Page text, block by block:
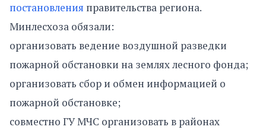
постановления правительства региона.
Минлесхоза обязали:
организовать ведение воздушной разведки
пожарной обстановки на землях лесного фонда;
организовать сбор и обмен информацией о
пожарной обстановке;
совместно ГУ МЧС организовать в районах